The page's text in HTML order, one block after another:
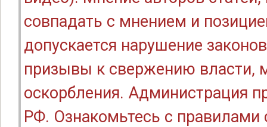
совпадать с мнением и
допускается нарушение
призывы к свержению власти,
оскорбления. Администрация
РФ. Ознакомьтесь с правилами